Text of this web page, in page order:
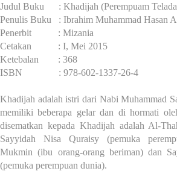
Judul Buku : Khadijah (Perempuam
Penulis Buku : Ibrahim Muhammad Hasan
Penerbit : Mizania
Cetakan : I, Mei 2015
Ketebalan : 368
ISBN : 978-602-1337-26-4
Khadijah adalah istri dari Nabi Muhammad
memiliki beberapa gelar dan di hormati
disematkan kepada Khadijah adalah Al-
Sayyidah Nisa Quraisy (pemuka
Mukmin (ibu orang-orang beriman) dan
(pemuka perempuan dunia).